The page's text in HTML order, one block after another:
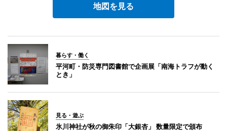
地図を見る
暮らす・働く
平河町・防災専門図書館で企画展「南海トラフが動く
とき」
見る・遊ぶ
氷川神社が秋の御朱印「大銀杏」 数量限定で頒布